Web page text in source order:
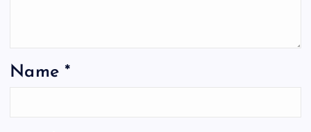
Name*